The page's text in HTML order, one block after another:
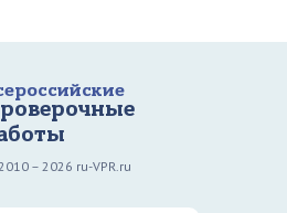
– 2026 ru-VPR.ru